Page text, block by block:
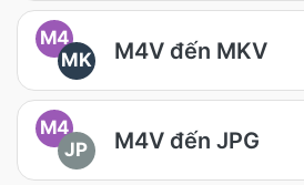
M4
MK
M4V đến MKV
M4
JP
M4V đến JPG